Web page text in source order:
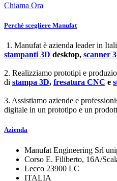
Chiama Ora
Perchè scegliere Manufat
1. Manufat è azienda leader in
stampanti 3D desktop, scanner
2. Realizziamo prototipi e
di stampa 3D, fresatura CNC e
3. Assistiamo aziende e
digitale in un prototipo e un
Azienda
Manufat Engineering Srl
Corso E. Filiberto, 16A/
Lecco 23900 LC
ITALIA